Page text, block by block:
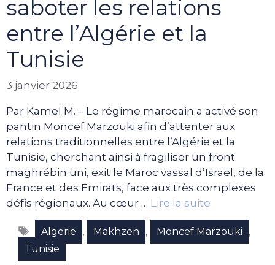
saboter les relations
entre l’Algérie et la
Tunisie
3 janvier 2026
Par Kamel M. – Le régime marocain a activé son
pantin Moncef Marzouki afin d’attenter aux
relations traditionnelles entre l’Algérie et la
Tunisie, cherchant ainsi à fragiliser un front
maghrébin uni, exit le Maroc vassal d’Israël, de la
France et des Emirats, face aux très complexes
défis régionaux. Au cœur … Lire la suite
Étiquettes
Algerie , Makhzen , Moncef Marzouki ,
Tunisie